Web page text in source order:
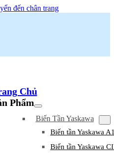
đến chân trang
Chủ
Phẩm
Biến Tần Yaskawa
Biến tần Yaskawa
Biến tần Yaskawa